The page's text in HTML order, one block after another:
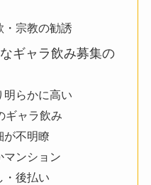
・宗教の勧誘
ギャラ飲み募集の
明らかに高い
ギャラ飲み
が不明瞭
マンション
・後払い